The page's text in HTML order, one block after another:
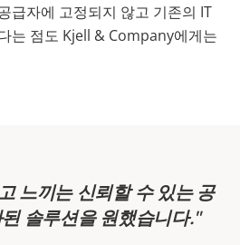
급자에 고정되지 않고 기존의 IT
는 점도 Kjell & Company에게는
느끼는 신뢰할 수 있는 공
솔루션을 원했습니다.